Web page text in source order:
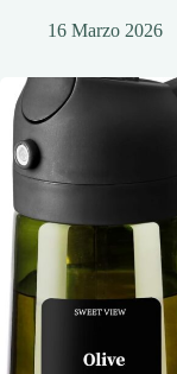
16 Marzo 2026